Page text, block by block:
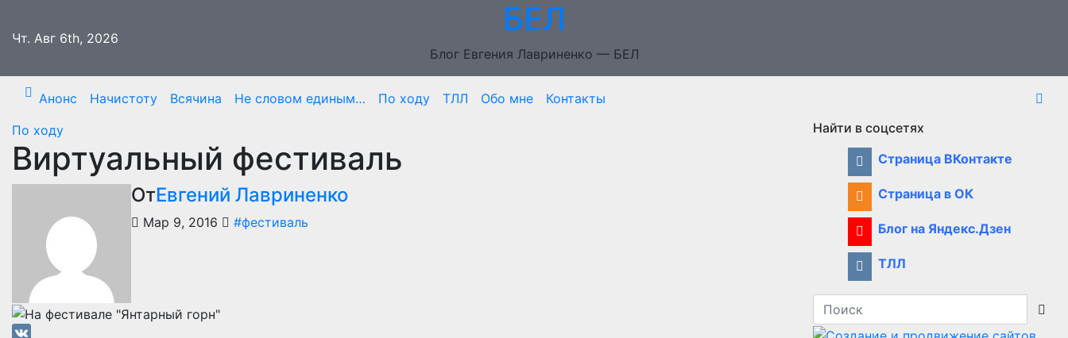
содержимому
Чт. Авг 6th, 2026 БЕЛ
Блог Евгения Лавриненко — БЕЛ
Анонс Начистоту Всячина Не словом единым… По ходу ТЛЛ Обо мне
Контакты
По ходу
Виртуальный фестиваль
ОтЕвгений Лавриненко
Мар 9, 2016 #фестиваль
Найти в соцсетях
Страница ВКонтакте
Страница в ОК
Блог на Яндекс.Дзен
ТЛЛ